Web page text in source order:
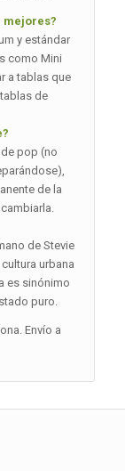
mejores?
y estándar
como Mini
a tablas que
de
pop (no
de la
de Stevie
urbana
es sinónimo
puro.
Envío a